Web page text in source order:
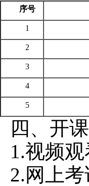
序号
1
2
3
4
5
四、开
1.视频
2.网上